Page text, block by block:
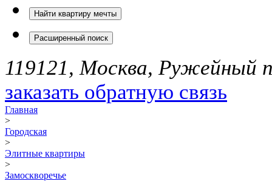
Найти квартиру мечты
Расширенный поиск
119121, Москва, Ружейный
заказать обратную связь
Главная
>
Городская
>
Элитные квартиры
>
Замоскворечье